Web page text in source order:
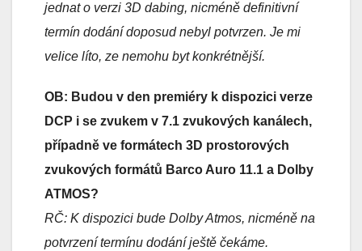
jednat o verzi 3D dabing, nicméně definitivní
termín dodání doposud nebyl potvrzen. Je mi
velice líto, ze nemohu byt konkrétnější.
OB: Budou v den premiéry k dispozici verze
DCP i se zvukem v 7.1 zvukových kanálech,
případně ve formátech 3D prostorových
zvukových formátů Barco Auro 11.1 a Dolby
ATMOS?
RČ: K dispozici bude Dolby Atmos, nicméně na
potvrzení termínu dodání ještě čekáme.